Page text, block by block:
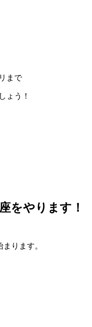
まで
ょう！
をやります！
ります。